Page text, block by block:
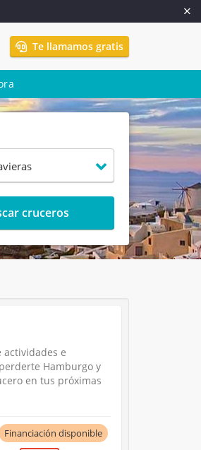
Te llamamos gratis
cruceros
actividades e
Hamburgo y
en tus próximas
Financiación disponible